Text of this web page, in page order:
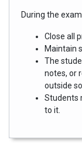
During the
Close all
Maintain
The
notes, or
outside
Students
to it.